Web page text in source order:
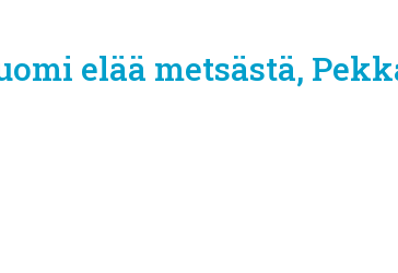
elää metsästä,